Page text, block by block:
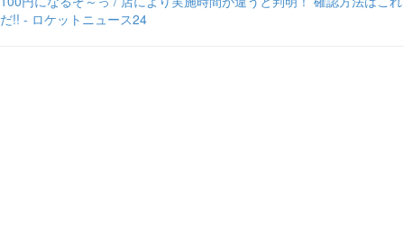
だ!! - ロケットニュース24